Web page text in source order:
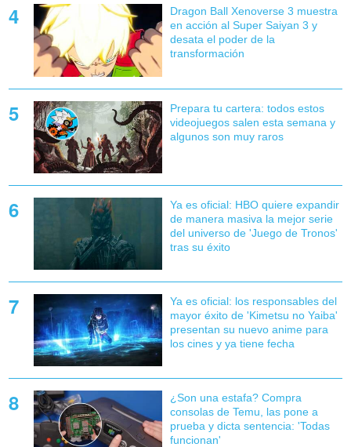
Dragon Ball Xenoverse 3 muestra
en acción al Super Saiyan 3 y
desata el poder de la
transformación
Prepara tu cartera: todos estos
videojuegos salen esta semana y
algunos son muy raros
Ya es oficial: HBO quiere expandir
de manera masiva la mejor serie
del universo de 'Juego de Tronos'
tras su éxito
Ya es oficial: los responsables del
mayor éxito de 'Kimetsu no Yaiba'
presentan su nuevo anime para
los cines y ya tiene fecha
¿Son una estafa? Compra
consolas de Temu, las pone a
prueba y dicta sentencia: 'Todas
funcionan'